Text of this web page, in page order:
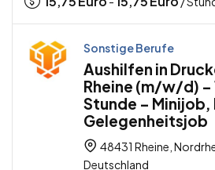
Sonstige Berufe
Aushilfen in
Rheine (m/w/d)
Stunde –
Gelegenheitsjob
48431 Rheine,
Deutschland